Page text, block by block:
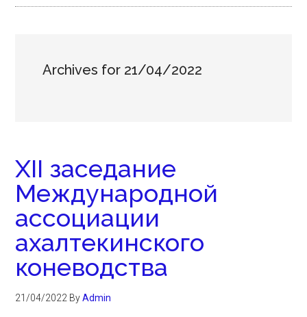
Archives for 21/04/2022
XII заседание
Международной
ассоциации
ахалтекинского
коневодства
21/04/2022 ByAdmin